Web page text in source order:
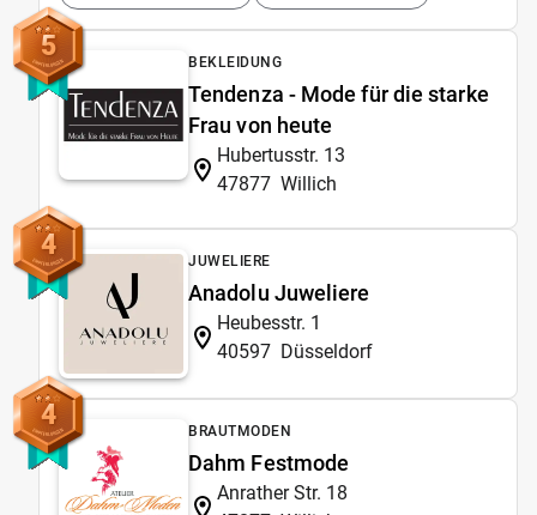
5 BEKLEIDUNG
Tendenza - Mode für die starke
Frau von heute
Hubertusstr. 13
47877 Willich
4 JUWELIERE
Anadolu Juweliere
Heubesstr. 1
40597 Düsseldorf
4 BRAUTMODEN
Dahm Festmode
Anrather Str. 18